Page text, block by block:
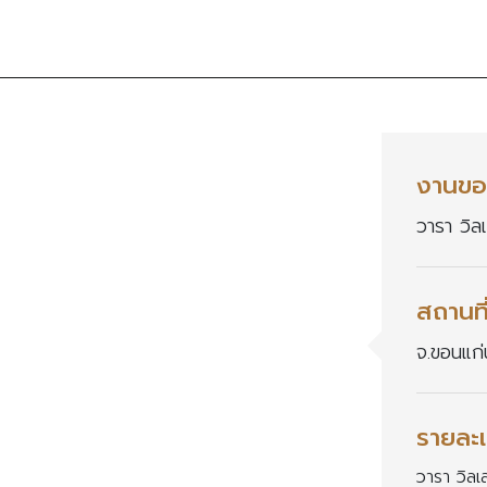
งานข
วารา วิล
สถาน
จ.ขอนแ
รายล
วารา วิลเ